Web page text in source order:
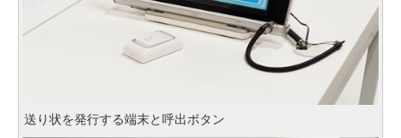
送り状を発行する端末と呼出ボタン